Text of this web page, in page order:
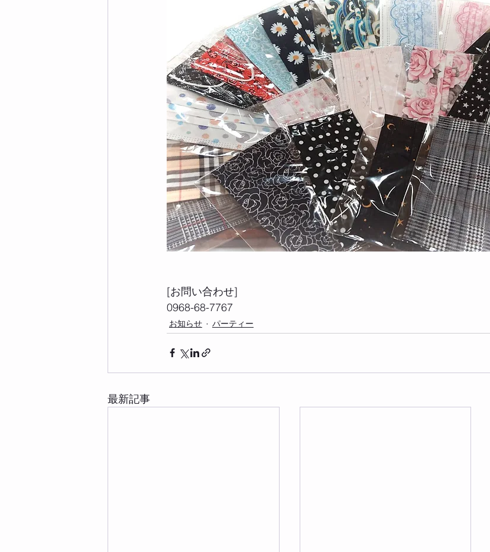
[お問い合わせ]
0968-68-7767
お知らせ パーティー
最新記事